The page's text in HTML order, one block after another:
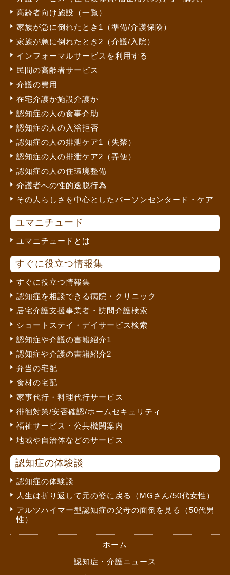
高齢者向け施設（一覧）
家族が急に倒れたとき1（準備/介護保険）
家族が急に倒れたとき2（介護/入院）
インフォーマルサービスを利用する
民間の高齢者サービス
介護の費用
在宅介護か施設介護か
認知症の人の食事介助
認知症の人の入浴拒否
認知症の人の排泄ケア1（失禁）
認知症の人の排泄ケア2（弄便）
認知症の人の住環境整備
介護者への性的逸脱行為
その人らしさを中心としたパーソンセンタード・ケア
ユマニチュード
ユマニチュードとは
すぐに役立つ情報集
すぐに役立つ情報集
認知症を相談できる病院・クリニック
居宅介護支援事業者・訪問介護検索
ショートステイ・デイサービス検索
認知症や介護の書籍紹介1
認知症や介護の書籍紹介2
弁当の宅配
食材の宅配
家事代行・料理代行サービス
徘徊対策/安否確認/ホームセキュリティ
福祉サービス・公共機関案内
地域や自治体などのサービス
認知症の体験談
認知症の体験談
人生は折り返して元の姿に戻る（MGさん/50代女性）
アルツハイマー型認知症の父母の面倒を見る（50代男
性）
ホーム
認知症・介護ニュース